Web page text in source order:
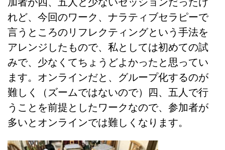
れど、今回のワーク、ナラティブセラピーで
言うところのリフレクティングという手法を
アレンジしたもので、私としては初めての試
みで、少なくてちょうどよかったと思ってい
ます。オンラインだと、グループ化するのが
難しく（ズームではないので）四、五人で行
うことを前提としたワークなので、参加者が
多いとオンラインでは難しくなります。